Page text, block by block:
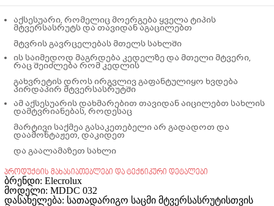
აქსესუარი, რომელიც მოერგება ყველა ტიპის
მტვერსასრუტს და თავიდან აგაცილებთ
მტვრის გავრცელებას მთელს სახლში
ის საიმედოდ მაგრდება კედელზე და მთელი მტვერი,
რაც შეიძლება რომ კედლის
გახვრეტის დროს ირგვლივ გაფანტულიყო ხვდება
პირდაპირ მტვერსასრუტში
ამ აქსესუარის დახმარებით თავიდან აიცილებთ სახლის
დამტვრიანებას, როდესაც
მარტივი საქმეა გასაკეთებელი არ გადადოთ და
დაამონტაჟეთ, დაკიდეთ
და გაალამაზეთ სახლი
პროდუქტის მახასიათებლები და ტექნიკური დეტალები
ბრენდი: Elecrolux
მოდელი: MDDC 032
დასახელება: სათადარიგო საცმი მტვერსასრუტისთვის